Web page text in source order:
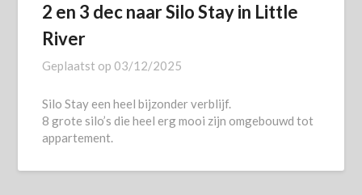
2 en 3 dec naar Silo Stay in Little
River
Geplaatst op 03/12/2025
Silo Stay een heel bijzonder verblijf.
8 grote silo’s die heel erg mooi zijn omgebouwd tot
appartement.